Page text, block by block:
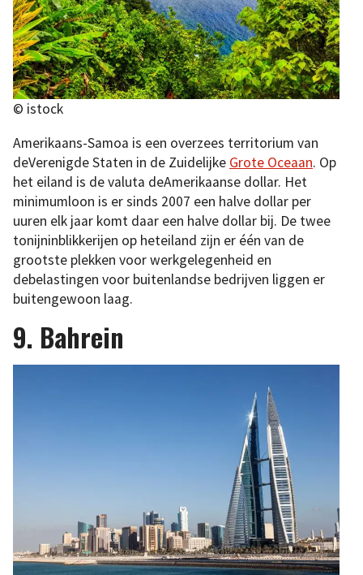
© istock
Amerikaans-Samoa is een overzees territorium van
deVerenigde Staten in de Zuidelijke Grote Oceaan. Op
het eiland is de valuta deAmerikaanse dollar. Het
minimumloon is er sinds 2007 een halve dollar per
uuren elk jaar komt daar een halve dollar bij. De twee
tonijninblikkerijen op heteiland zijn er één van de
grootste plekken voor werkgelegenheid en
debelastingen voor buitenlandse bedrijven liggen er
buitengewoon laag.
9. Bahrein